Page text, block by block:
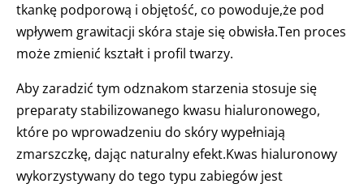
tkankę podporową i objętość, co powoduje,że pod
wpływem grawitacji skóra staje się obwisła.Ten proces
może zmienić kształt i profil twarzy.
Aby zaradzić tym odznakom starzenia stosuje się
preparaty stabilizowanego kwasu hialuronowego,
które po wprowadzeniu do skóry wypełniają
zmarszczkę, dając naturalny efekt.Kwas hialuronowy
wykorzystywany do tego typu zabiegów jest